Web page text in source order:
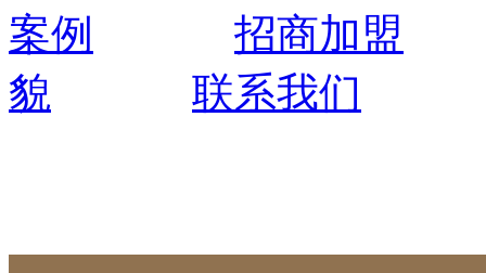
案例
招商加盟
貌
联系我们